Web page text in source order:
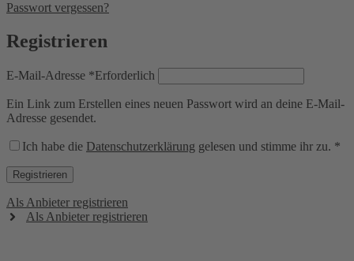
Passwort vergessen?
Registrieren
E-Mail-Adresse *Erforderlich
Ein Link zum Erstellen eines neuen Passwort wird an deine E-Mail-
Adresse gesendet.
Ich habe die Datenschutzerklärung gelesen und stimme ihr zu. *
Registrieren
Als Anbieter registrieren
Als Anbieter registrieren